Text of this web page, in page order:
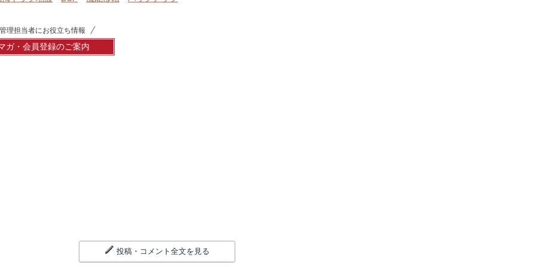
理担当者にお役立ち情報
ガ・会員登録のご案内
投稿・コメント全文を見る